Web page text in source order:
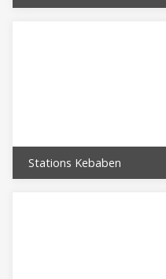
Stations Kebaben